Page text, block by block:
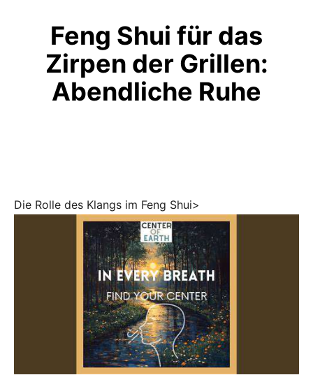
Feng Shui für das
Zirpen der Grillen:
Abendliche Ruhe
Die Rolle des Klangs im Feng Shui>